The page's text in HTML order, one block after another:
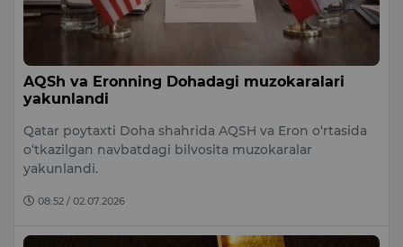
AQSh va Eronning Dohadagi muzokaralari
yakunlandi
Qatar poytaxti Doha shahrida AQSH va Eron o‘rtasida
o‘tkazilgan navbatdagi bilvosita muzokaralar
yakunlandi.
08:52 / 02.07.2026